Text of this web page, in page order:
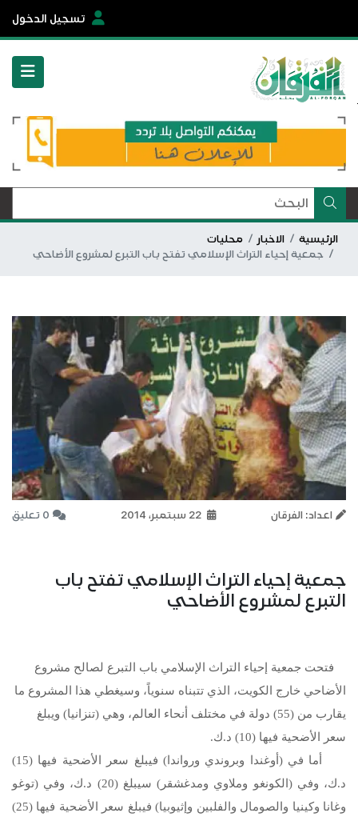
تسجيل الدخول
الرئيسية الاخبار
محليات
جمعية إحياء التراث الإسلامي تفتح باب التبرع لمشروع الأضاحي
اعداد: الفرقان 0 تعليق
جمعية إحياء التراث الإسلامي تفتح باب
التبرع لمشروع الأضاحي
فتحت جمعية إحياء التراث الإسلامي باب التبرع لصالح مشروع
الأضاحي خارج الكويت، الذي تتبناه سنوياً، وسيغطي هذا المشروع ما
يقارب من (55) دولة في مختلف أنحاء العالم، وهي (تنزانيا) ويبلغ
سعر الأضحية فيها (10) د.ك.
أما في (أوغندا وبروندي ورواندا) فيبلغ سعر الأضحية فيها (15)
د.ك، وفي (الكونغو وملاوي ومدغشقر) سيبلغ (20) د.ك، وفي (توغو
وغانا وكينيا والصومال والفلبين وإثيوبيا) فيبلغ سعر الأضحية فيها (25)